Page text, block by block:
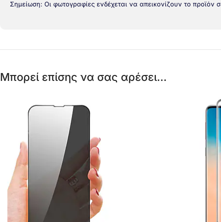
Σημείωση: Οι φωτογραφίες ενδέχεται να απεικονίζουν το
Μπορεί επίσης να σας αρέσει…